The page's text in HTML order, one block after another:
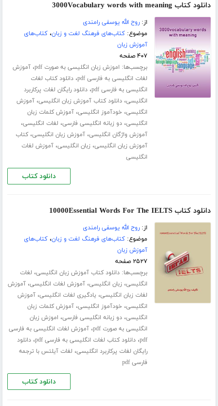
دانلود کتاب 3000Vocabulary words with meaning
از:روح الله یوسفی رامندی
موضوع:کتاب‌های فرهنگ لغت و زبان،کتاب‌های
آموزش زبان
۴۰۷ صفحه
برچسب‌ها: اموزش زبان انگلیسی به صورت pdf ،آموزش
لغات انگلیسی به فارسی pdf
،دانلود کتاب لغات
انگلیسی به فارسی pdf
،دانلود رایگان لغات پرکاربرد
انگلیسی،دانلود کتاب آموزش زبان انگلیسی،آموزش
انگلیسی، خودآموز انگلیسی،آموزش کلمات زبان
انگلیسی،دو زبانه انگلیسی فارسی، لغات انگلیسی،
آموزش واژگان انگلیسی،آموزش زبان انگلیسی،کتاب
آموزش زبان انگلیسی، زبان انگلیسی،آموزش لغات
انگلیسی
دانلود کتاب
دانلود کتاب 10000Essential Words For The IELTS
از:روح الله یوسفی رامندی
موضوع:کتاب‌های فرهنگ لغت و زبان،کتاب‌های
آموزش زبان
۲۵۲۷ صفحه
برچسب‌ها:دانلود کتاب آموزش زبان انگلیسی، لغات
انگلیسی، زبان انگلیسی،آموزش لغات انگلیسی،آموزش
لغات زبان انگلیسی، یادگیری لغات انگلیسی،آموزش
انگلیسی، خودآموز انگلیسی،آموزش کلمات زبان
انگلیسی،دو زبانه انگلیسی فارسی، اموزش زبان
انگلیسی به صورت pdf
،آموزش لغات انگلیسی به فارسی
pdf،دانلود کتاب لغات انگلیسی به فارسی pdf ،دانلود
رایگان لغات پرکاربرد انگلیسی، لغات آیلتس با ترجمه
فارسی pdf
دانلود کتاب